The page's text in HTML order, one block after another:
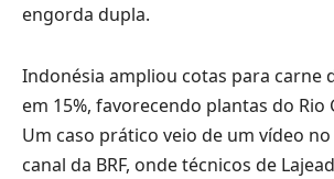
engorda dupla.
Indonésia ampliou cotas para carne
em 15%, favorecendo plantas do Rio
Um caso prático veio de um vídeo no
canal da BRF, onde técnicos de